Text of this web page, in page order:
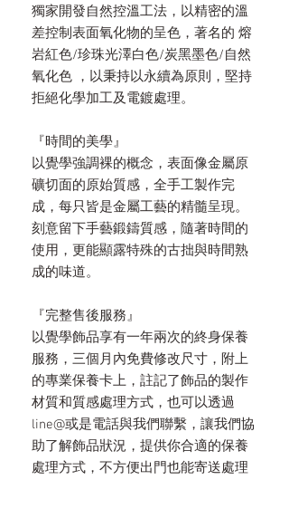
獨家開發自然控溫工法，以精密的溫
差控制表面氧化物的呈色，著名的 熔
岩紅色/珍珠光澤白色/炭黑墨色/自然
氧化色 ，以秉持以永續為原則，堅持
拒絕化學加工及電鍍處理。
『時間的美學』
以覺學強調裸的概念，表面像金屬原
礦切面的原始質感，全手工製作完
成，每只皆是金屬工藝的精髓呈現。
刻意留下手藝鍛鑄質感，隨著時間的
使用，更能顯露特殊的古拙與時間熟
成的味道。
『完整售後服務』
以覺學飾品享有一年兩次的終身保養
服務，三個月內免費修改尺寸，附上
的專業保養卡上，註記了飾品的製作
材質和質感處理方式，也可以透過
line@或是電話與我們聯繫，讓我們協
助了解飾品狀況，提供你合適的保養
處理方式，不方便出門也能寄送處理